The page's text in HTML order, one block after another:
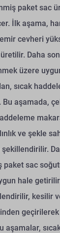
paket sac
İlk aşama,
cevheri
Daha
üzere
sıcak
aşamada,
ve şekle
paket sac
hale
kesilir
geçirilerek
aşamalar,